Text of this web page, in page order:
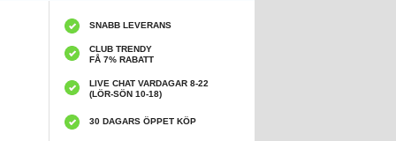
SNABB LEVERANS
CLUB TRENDY
FÅ 7% RABATT
LIVE CHAT VARDAGAR 8-22
(LÖR-SÖN 10-18)
30 DAGARS ÖPPET KÖP